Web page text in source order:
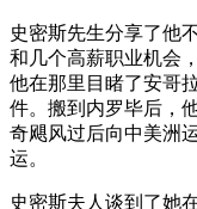
史密斯先生分享了他
和几个高薪职业机会
他在那里目睹了安哥
件。搬到内罗毕后，
奇飓风过后向中美洲
运。
史密斯夫人谈到了她